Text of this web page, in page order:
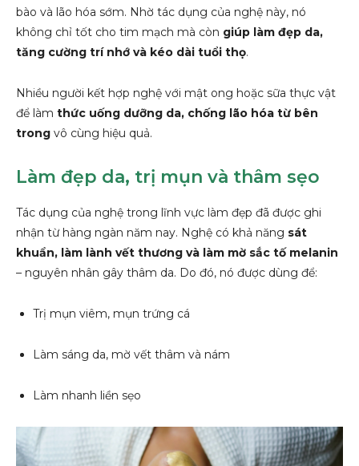
bào và lão hóa sớm. Nhờ tác dụng của nghệ này, nó
không chỉ tốt cho tim mạch mà còn giúp làm đẹp da,
tăng cường trí nhớ và kéo dài tuổi thọ.
Nhiều người kết hợp nghệ với mật ong hoặc sữa thực vật
để làm thức uống dưỡng da, chống lão hóa từ bên
trong vô cùng hiệu quả.
Làm đẹp da, trị mụn và thâm sẹo
Tác dụng của nghệ trong lĩnh vực làm đẹp đã được ghi
nhận từ hàng ngàn năm nay. Nghệ có khả năng sát
khuẩn, làm lành vết thương và làm mờ sắc tố melanin
– nguyên nhân gây thâm da. Do đó, nó được dùng để:
Trị mụn viêm, mụn trứng cá
Làm sáng da, mờ vết thâm và nám
Làm nhanh liền sẹo